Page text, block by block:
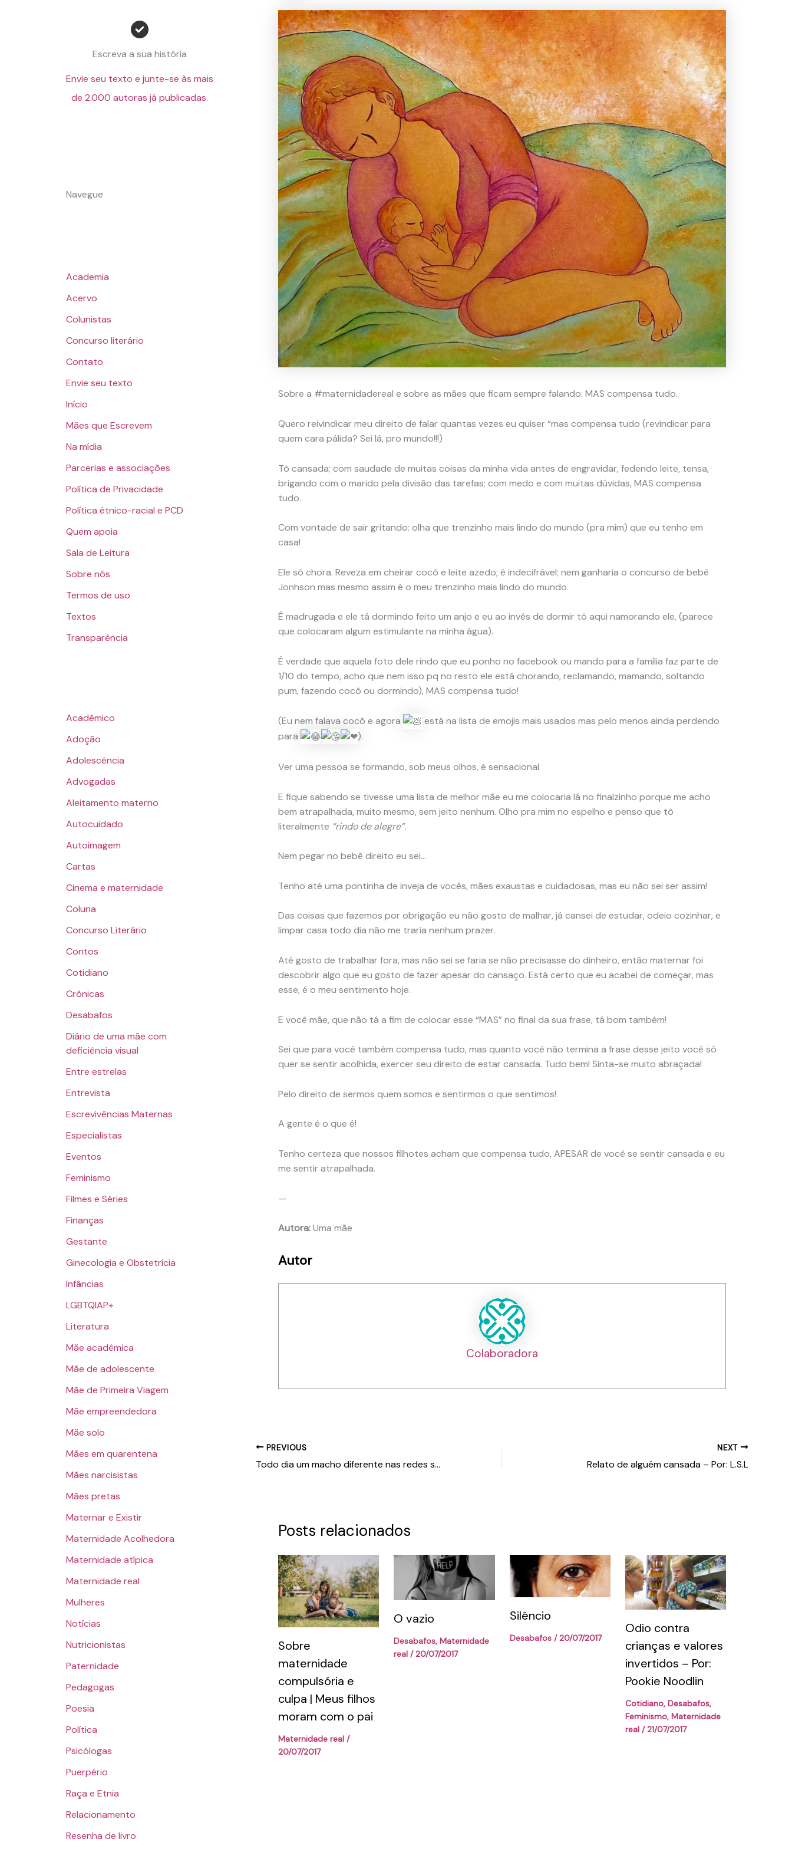
Escreva a sua história
Envie seu texto e junte-se às mais
de 2.000 autoras já publicadas.
Navegue
Academia
Acervo
Colunistas
Concurso literário
Contato
Envie seu texto
Início
Mães que Escrevem
Na mídia
Parcerias e associações
Política de Privacidade
Política étnico-racial e PCD
Quem apoia
Sala de Leitura
Sobre nós
Termos de uso
Textos
Transparência
Acadêmico
Adoção
Adolescência
Advogadas
Aleitamento materno
Autocuidado
Autoimagem
Cartas
Cinema e maternidade
Coluna
Concurso Literário
Contos
Cotidiano
Crônicas
Desabafos
Diário de uma mãe com
deficiência visual
Entre estrelas
Entrevista
Escrevivências Maternas
Especialistas
Eventos
Feminismo
Filmes e Séries
Finanças
Gestante
Ginecologia e Obstetrícia
Infâncias
LGBTQIAP+
Literatura
Mãe acadêmica
Mãe de adolescente
Mãe de Primeira Viagem
Mãe empreendedora
Mãe solo
Mães em quarentena
Mães narcisistas
Mães pretas
Maternar e Existir
Maternidade Acolhedora
Maternidade atípica
Maternidade real
Mulheres
Notícias
Nutricionistas
Paternidade
Pedagogas
Poesia
Política
Psicólogas
Puerpério
Raça e Etnia
Relacionamento
Resenha de livro
Sobre a #maternidadereal e sobre as mães que ficam sempre falando: MAS compensa tudo.
Quero reivindicar meu direito de falar quantas vezes eu quiser “mas compensa tudo (revindicar para
quem cara pálida? Sei lá, pro mundo!!!)
Tô cansada; com saudade de muitas coisas da minha vida antes de engravidar, fedendo leite, tensa,
brigando com o marido pela divisão das tarefas; com medo e com muitas dúvidas, MAS compensa
tudo.
Com vontade de sair gritando: olha que trenzinho mais lindo do mundo (pra mim) que eu tenho em
casa!
Ele só chora. Reveza em cheirar cocô e leite azedo; é indecifrável; nem ganharia o concurso de bebê
Jonhson mas mesmo assim é o meu trenzinho mais lindo do mundo.
É madrugada e ele tá dormindo feito um anjo e eu ao invés de dormir tô aqui namorando ele, (parece
que colocaram algum estimulante na minha água).
É verdade que aquela foto dele rindo que eu ponho no facebook ou mando para a família faz parte de
1/10 do tempo, acho que nem isso pq no resto ele está chorando, reclamando, mamando, soltando
pum, fazendo cocô ou dormindo), MAS compensa tudo!
(Eu nem falava cocô e agora
está na lista de emojis mais usados mas pelo menos ainda perdendo
para
️).
Ver uma pessoa se formando, sob meus olhos, é sensacional.
E fique sabendo se tivesse uma lista de melhor mãe eu me colocaria lá no finalzinho porque me acho
bem atrapalhada, muito mesmo, sem jeito nenhum. Olho pra mim no espelho e penso que tô
literalmente “rindo de alegre”.
Nem pegar no bebê direito eu sei…
Tenho até uma pontinha de inveja de vocês, mães exaustas e cuidadosas, mas eu não sei ser assim!
Das coisas que fazemos por obrigação eu não gosto de malhar, já cansei de estudar, odeio cozinhar, e
limpar casa todo dia não me traria nenhum prazer.
Até gosto de trabalhar fora, mas não sei se faria se não precisasse do dinheiro, então maternar foi
descobrir algo que eu gosto de fazer apesar do cansaço. Está certo que eu acabei de começar, mas
esse, é o meu sentimento hoje.
E você mãe, que não tá a fim de colocar esse “MAS” no final da sua frase, tá bom também!
Sei que para você também compensa tudo, mas quanto você não termina a frase desse jeito você só
quer se sentir acolhida, exercer seu direito de estar cansada. Tudo bem! Sinta-se muito abraçada!
Pelo direito de sermos quem somos e sentirmos o que sentimos!
A gente é o que é!
Tenho certeza que nossos filhotes acham que compensa tudo, APESAR de você se sentir cansada e eu
me sentir atrapalhada.
—
Autora:Uma mãe
Autor
Colaboradora
PREVIOUS
Todo dia um macho diferente nas redes sociais culpando ex por serem ausentes ou pela rejeição dos filhos. – Por: Nayara Ferreira
NEXT
Relato de alguém cansada – Por: L.S.L
Posts relacionados
Sobre
maternidade
compulsória e
culpa | Meus filhos
moram com o pai
Maternidade real /
20/07/2017
O vazio
Desabafos, Maternidade
real /20/07/2017
Silêncio
Desabafos/20/07/2017
Odio contra
crianças e valores
invertidos – Por:
Pookie Noodlin
Cotidiano, Desabafos,
Feminismo, Maternidade
real/21/07/2017